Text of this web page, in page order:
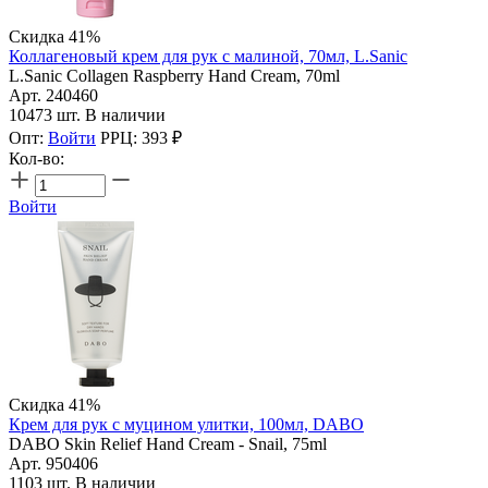
Скидка 41%
Коллагеновый крем для рук с малиной, 70мл, L.Sanic
L.Sanic Collagen Raspberry Hand Сream, 70ml
Арт. 240460
10473 шт. В наличии
Опт: Войти РРЦ: 393 ₽
Кол-во:
Войти
Скидка 41%
Крем для рук с муцином улитки, 100мл, DABO
DABO Skin Relief Hand Cream - Snail, 75ml
Арт. 950406
1103 шт. В наличии